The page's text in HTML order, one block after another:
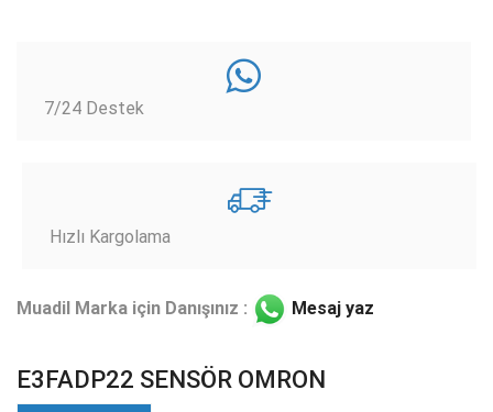
7/24 Destek
Hızlı Kargolama
Muadil Marka için Danışınız : Mesaj yaz
E3FADP22 SENSÖR OMRON